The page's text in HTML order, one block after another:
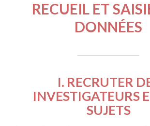
RECUEIL ET
DONNÉES
I. RECRUTER
INVESTIGATEURS
SUJETS